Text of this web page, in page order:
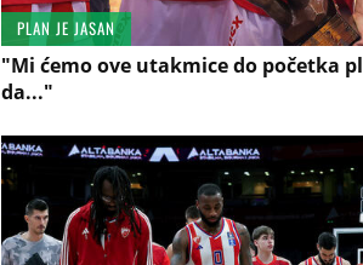
PLAN JE JASAN
"Mi ćemo ove utakmice do početka
da..."